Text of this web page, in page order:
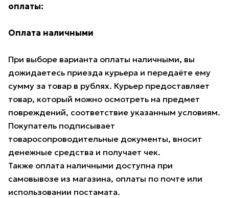
оплаты:
Оплата наличными
При выборе варианта оплаты наличными, вы
дожидаетесь приезда курьера и передаёте ему
сумму за товар в рублях. Курьер предоставляет
товар, который можно осмотреть на предмет
повреждений, соответствие указанным условиям.
Покупатель подписывает
товаросопроводительные документы, вносит
денежные средства и получает чек.
Также оплата наличными доступна при
самовывозе из магазина, оплаты по почте или
использовании постамата.